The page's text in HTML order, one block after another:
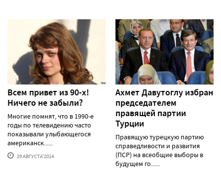
Всем привет из 90-х!
Ничего не забыли?
Многие помнят, что в 1990-е
годы по телевидению часто
показывали улыбающегося
американск......
29 АВГУСТА'2014
Ахмет Давутоглу избран
председателем
правящей партии
Турции
Правящую турецкую партию
справедливости и развития
(ПСР) на всеобщие выборы в
будущем го......